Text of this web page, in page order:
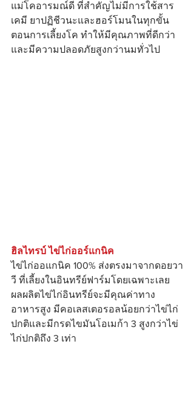
แม่โคอารมณ์ดี ที่สําคัญไม่มีการใช้สาร
เคมี ยาปฏิชีวนะและฮอร์โมนในทุกขั้น
ตอนการเลี้ยงโค ทําให้มีคุณภาพที่ดีกว่า
และมีความปลอดภัยสูงกว่านมทั่วไป
ฮิลไทรบ์ ไข่ไก่ออร์แกนิค
ไข่ไก่ออแกนิค 100% ส่งตรงมาจากดอยวา
วี ที่เลี้ยงในอินทรีย์ฟาร์มโดยเฉพาะเลย
ผลผลิตไข่ไก่อินทรีย์จะมีคุณค่าทาง
อาหารสูง มีคอเลสเตอรอลน้อยกว่าไข่ไก่
ปกติและมีกรดไขมันโอเมก้า 3 สูงกว่าไข่
ไก่ปกติถึง 3 เท่า